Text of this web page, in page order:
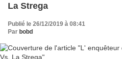
La Strega
Publié le 26/12/2019 à 08:41
Par bobd